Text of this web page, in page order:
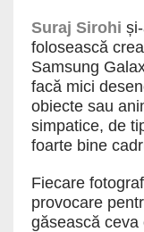
Suraj Sirohi
folosească
Samsung
facă mici
obiecte sau
simpatice, de
foarte bine
Fiecare
provocare
găsească